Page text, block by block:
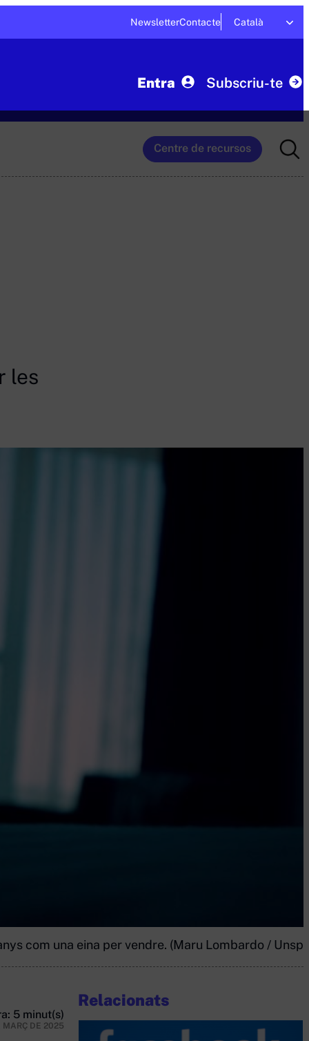
NewsletterContacte Català
Entra Subscriu-te
Centre de recursos
for:
les
com una eina per vendre. (Maru Lombardo /
5 minut(s)
MARÇ DE 2025
Relacionats